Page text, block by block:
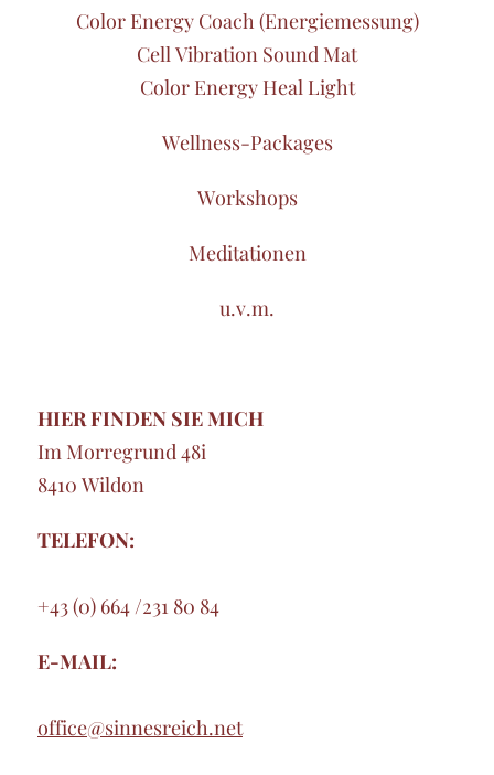
Color Energy Coach (Energiemessung)
Cell Vibration Sound Mat
Color Energy Heal Light
Wellness-Packages
Workshops
Meditationen
u.v.m.
HIER FINDEN SIE MICH
Im Morregrund 48i
8410 Wildon
TELEFON:
+43 (0) 664 /231 80 84
E-MAIL:
office@sinnesreich.net